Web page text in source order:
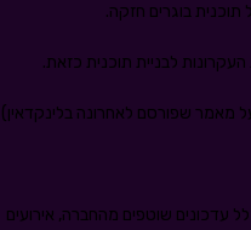
בוגרים חזקה.
לבניית תוכנית כזאת.
עדכונים שוטפים מהחברה, אירועים